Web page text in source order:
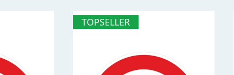
TOPSELLER